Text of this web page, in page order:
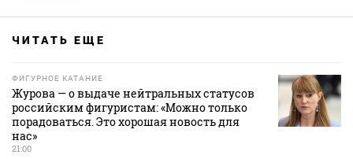
ЧИТАТЬ ЕЩЕ
ФИГУРНОЕ КАТАНИЕ
Журова — о выдаче нейтральных статусов
российским фигуристам: «Можно только
порадоваться. Это хорошая новость для
нас»
21:00